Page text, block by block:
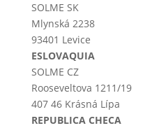
SOLME SK
Mlynská 2238
93401 Levice
ESLOVAQUIA
SOLME CZ
Rooseveltova 1211/19
407 46 Krásná Lípa
REPUBLICA CHECA